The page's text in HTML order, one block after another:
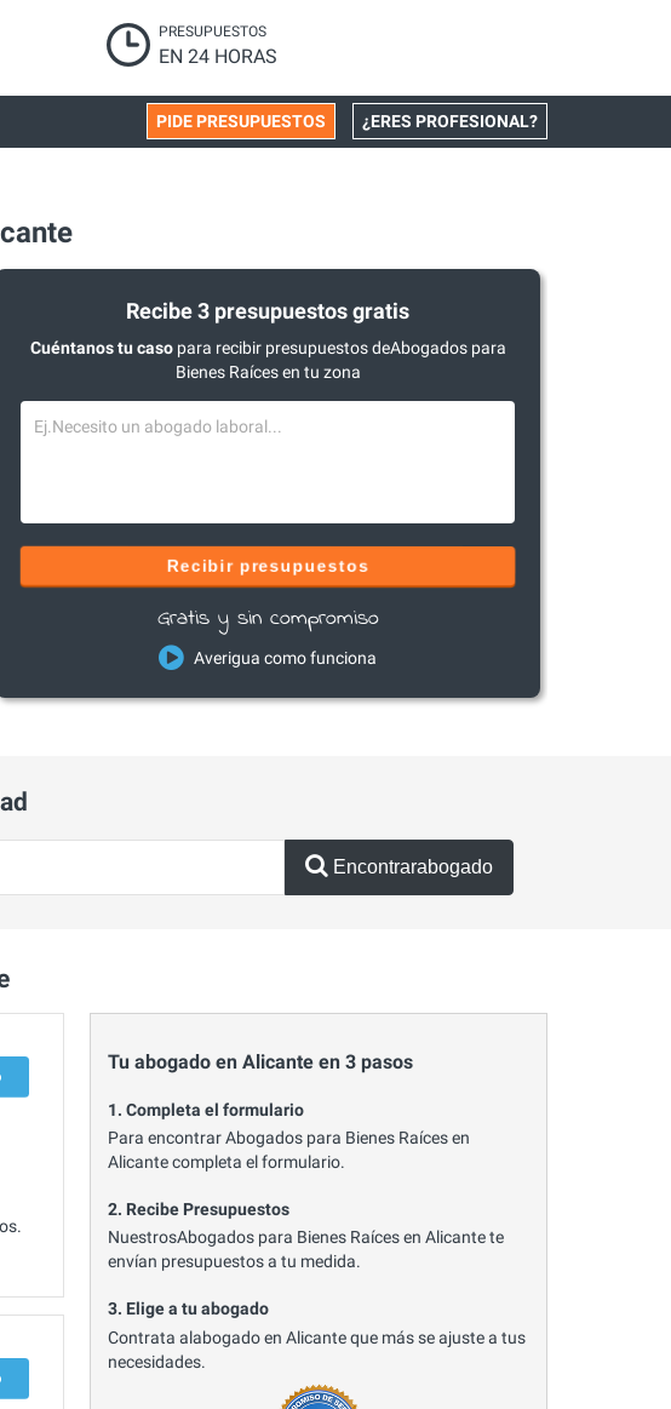
PRESUPUESTOS
EN 24 HORAS
¿ERES PROFESIONAL?
PIDE PRESUPUESTOS
Recibe 3 presupuestos gratis
Cuéntanos tu casopara recibir presupuestos deAbogados para
Bienes Raíces en tu zona
Recibir presupuestos
Gratis y sin compromiso
Averigua como funciona
Encontrarabogado
Tu abogado en Alicante en 3 pasos
1. Completa el formulario
Para encontrar Abogados para Bienes Raíces en
Alicante completa el formulario.
2. Recibe Presupuestos
NuestrosAbogados para Bienes Raíces en Alicante te
envían presupuestos a tu medida.
3. Elige a tu abogado
Contrata alabogado en Alicante que más se ajuste a tus
necesidades.